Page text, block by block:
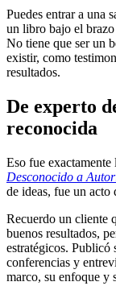
Puedes entrar a una
un libro bajo el
No tiene que ser un
existir, como
resultados.
De experto
reconocida
Eso fue
Desconocido a
de ideas, fue un acto
Recuerdo un cliente
buenos resultados,
estratégicos. Publicó
conferencias y
marco, su enfoque y